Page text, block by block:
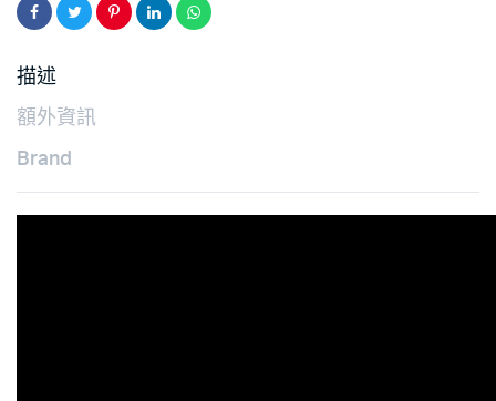
描述
額外資訊
Brand